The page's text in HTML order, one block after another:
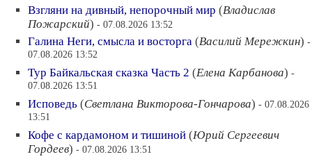
Взгляни на дивный, непорочный мир (Владислав
Пожарский) - 07.08.2026 13:52
Галина Неги, смысла и восторга (Василий Мережкин) -
07.08.2026 13:52
Тур Байкальская сказка Часть 2 (Елена Карбанова) -
07.08.2026 13:51
Исповедь (Светлана Викторова-Гончарова) - 07.08.2026
13:51
Кофе с кардамоном и тишиной (Юрий Сергеевич
Гордеев) - 07.08.2026 13:51